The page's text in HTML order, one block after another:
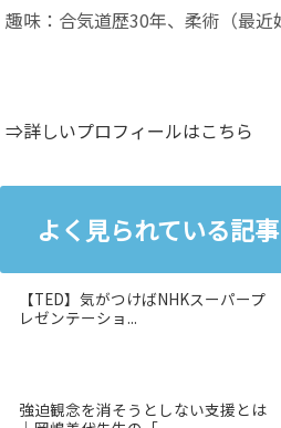
趣味：合気道歴30年、柔術（最近
⇒詳しいプロフィールはこちら
よく見られている記事
【TED】気がつけばNHKスーパープ
レゼンテーショ...
強迫観念を消そうとしない支援とは